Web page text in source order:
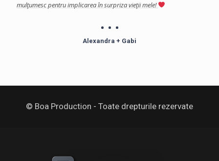
mulţumesc pentru implicarea în surpriza vieţii mele!
Alexandra + Gabi
© Boa Production - Toate drepturile rezervate